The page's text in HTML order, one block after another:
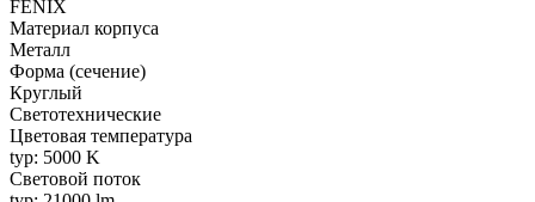
FENIX
Материал корпуса
Металл
Форма (сечение)
Круглый
Светотехнические
Цветовая температура
typ: 5000 K
Световой поток